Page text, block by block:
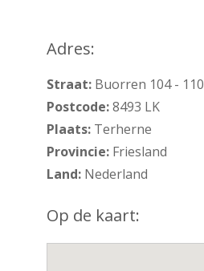
Adres:
Straat: Buorren 104 - 110
Postcode:8493 LK
Plaats: Terherne
Provincie: Friesland
Land: Nederland
Op de kaart: